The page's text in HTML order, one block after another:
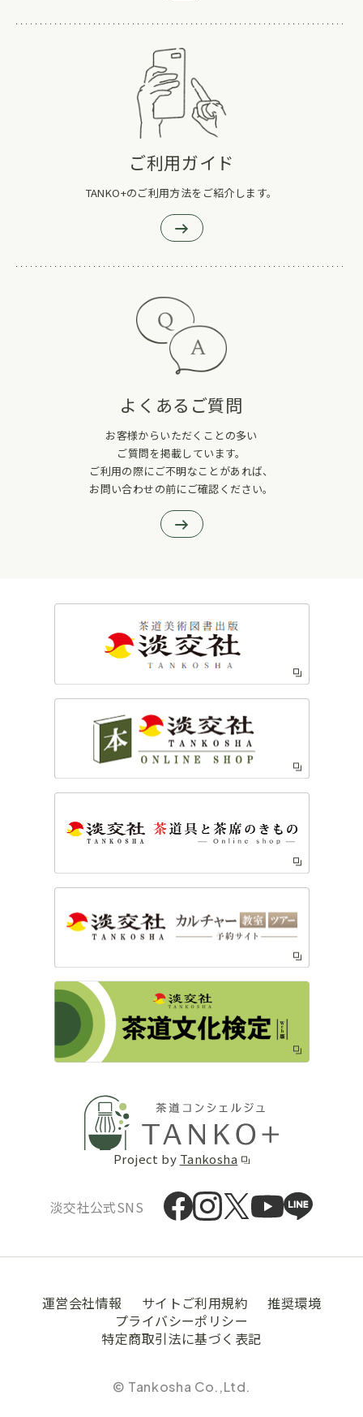
ご利用ガイド
TANKO+のご利用方法をご紹介します。
よくあるご質問
お客様からいただくことの多い
ご質問を掲載しています。
ご利用の際にご不明なことがあれば、
お問い合わせの前にご確認ください。
Project by Tankosha
淡交社公式SNS
運営会社情報 サイトご利用規約
推奨環境
プライバシーポリシー
特定商取引法に基づく表記
© Tankosha Co.,Ltd.